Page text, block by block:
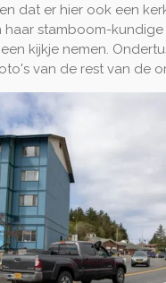
dat er hier ook een
haar stamboom-
kijkje nemen.
van de rest van de